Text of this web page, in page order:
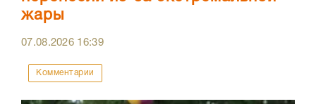
жары
07.08.2026 16:39
Комментарии